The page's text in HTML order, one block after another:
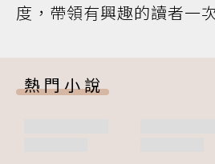
度，帶領有興趣的讀者一
熱門小說